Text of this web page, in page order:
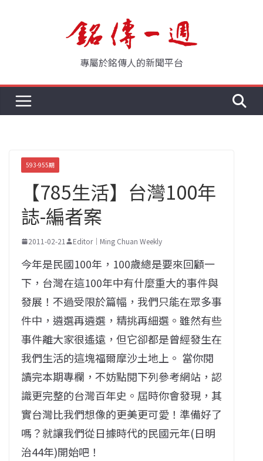
專屬於銘傳人的新聞平台
593-955期
【785生活】台灣100年
誌-編者案
2011-02-21 Editor｜Ming Chuan Weekly
今年是民國100年，100歲總是要來回顧一
下，台灣在這100年中有什麼重大的事件與
發展！不過受限於篇幅，我們只能在眾多事
件中，遴選再遴選，精挑再細選。雖然有些
事件離大家很遙遠，但它卻都是曾經發生在
我們生活的這塊福爾摩沙土地上。 當你閱
讀完本期專欄，不妨點閱下列參考網站，認
識更完整的台灣百年史。屆時你會發現，其
實台灣比我們想像的更美更可愛！準備好了
嗎？就讓我們從日據時代的民國元年(日明
治44年)開始吧！